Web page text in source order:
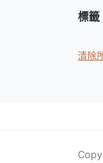
標籤
清除